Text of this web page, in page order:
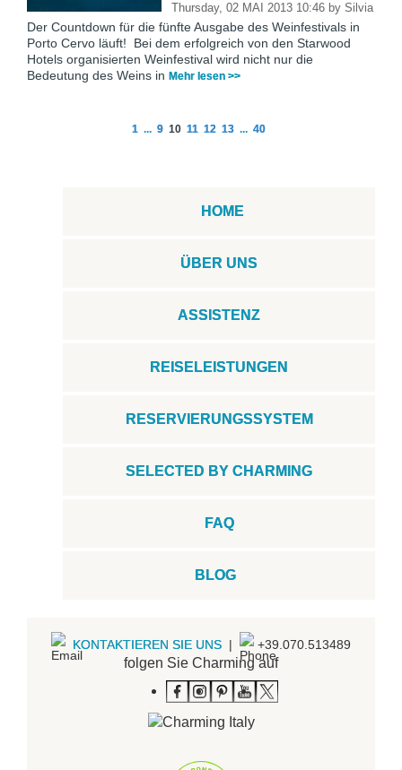
Thursday, 02 MAI 2013 10:46 by Silvia
Der Countdown für die fünfte Ausgabe des Weinfestivals in
Porto Cervo läuft! Bei dem erfolgreich von den Starwood
Hotels organisierten Weinfestival wird nicht nur die
Bedeutung des Weins in Mehr lesen >>
1 ... 9 10 11 12 13 ... 40
HOME
ÜBER UNS
ASSISTENZ
REISELEISTUNGEN
RESERVIERUNGSSYSTEM
SELECTED BY CHARMING
FAQ
BLOG
KONTAKTIEREN SIE UNS | +39.070.513489
folgen Sie Charming auf